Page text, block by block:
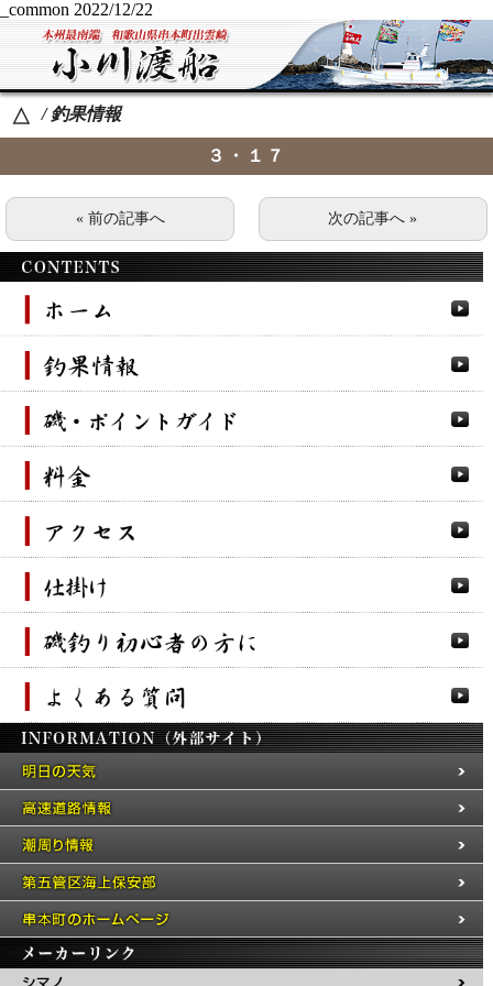
_common 2022/12/22
△ / 釣果情報
３・１７
« 前の記事へ 次の記事へ »